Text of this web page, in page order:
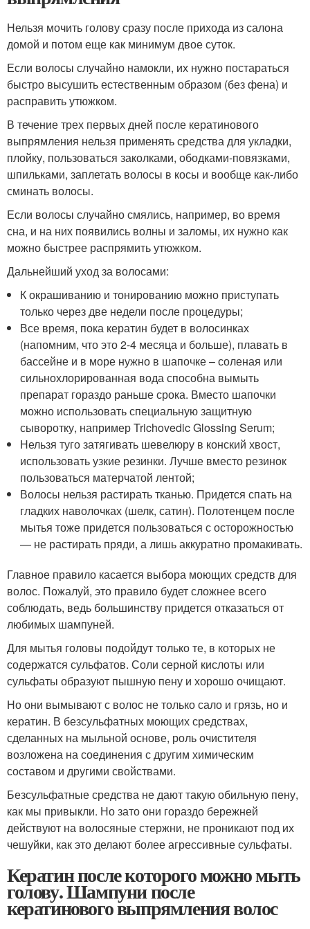
Нельзя мочить голову сразу после прихода из салона
домой и потом еще как минимум двое суток.
Если волосы случайно намокли, их нужно постараться
быстро высушить естественным образом (без фена) и
расправить утюжком.
В течение трех первых дней после кератинового
выпрямления нельзя применять средства для укладки,
плойку, пользоваться заколками, ободками-повязками,
шпильками, заплетать волосы в косы и вообще как-либо
сминать волосы.
Если волосы случайно смялись, например, во время
сна, и на них появились волны и заломы, их нужно как
можно быстрее распрямить утюжком.
Дальнейший уход за волосами:
К окрашиванию и тонированию можно приступать
только через две недели после процедуры;
Все время, пока кератин будет в волосинках
(напомним, что это 2-4 месяца и больше), плавать в
бассейне и в море нужно в шапочке – соленая или
сильнохлорированная вода способна вымыть
препарат гораздо раньше срока. Вместо шапочки
можно использовать специальную защитную
сыворотку, например Trichovedic Glossing Serum;
Нельзя туго затягивать шевелюру в конский хвост,
использовать узкие резинки. Лучше вместо резинок
пользоваться матерчатой лентой;
Волосы нельзя растирать тканью. Придется спать на
гладких наволочках (шелк, сатин). Полотенцем после
мытья тоже придется пользоваться с осторожностью
— не растирать пряди, а лишь аккуратно промакивать.
Главное правило касается выбора моющих средств для
волос. Пожалуй, это правило будет сложнее всего
соблюдать, ведь большинству придется отказаться от
любимых шампуней.
Для мытья головы подойдут только те, в которых не
содержатся сульфатов. Соли серной кислоты или
сульфаты образуют пышную пену и хорошо очищают.
Но они вымывают с волос не только сало и грязь, но и
кератин. В безсульфатных моющих средствах,
сделанных на мыльной основе, роль очистителя
возложена на соединения с другим химическим
составом и другими свойствами.
Безсульфатные средства не дают такую обильную пену,
как мы привыкли. Но зато они гораздо бережней
действуют на волосяные стержни, не проникают под их
чешуйки, как это делают более агрессивные сульфаты.
Кератин после которого можно мыть
голову. Шампуни после
кератинового выпрямления волос